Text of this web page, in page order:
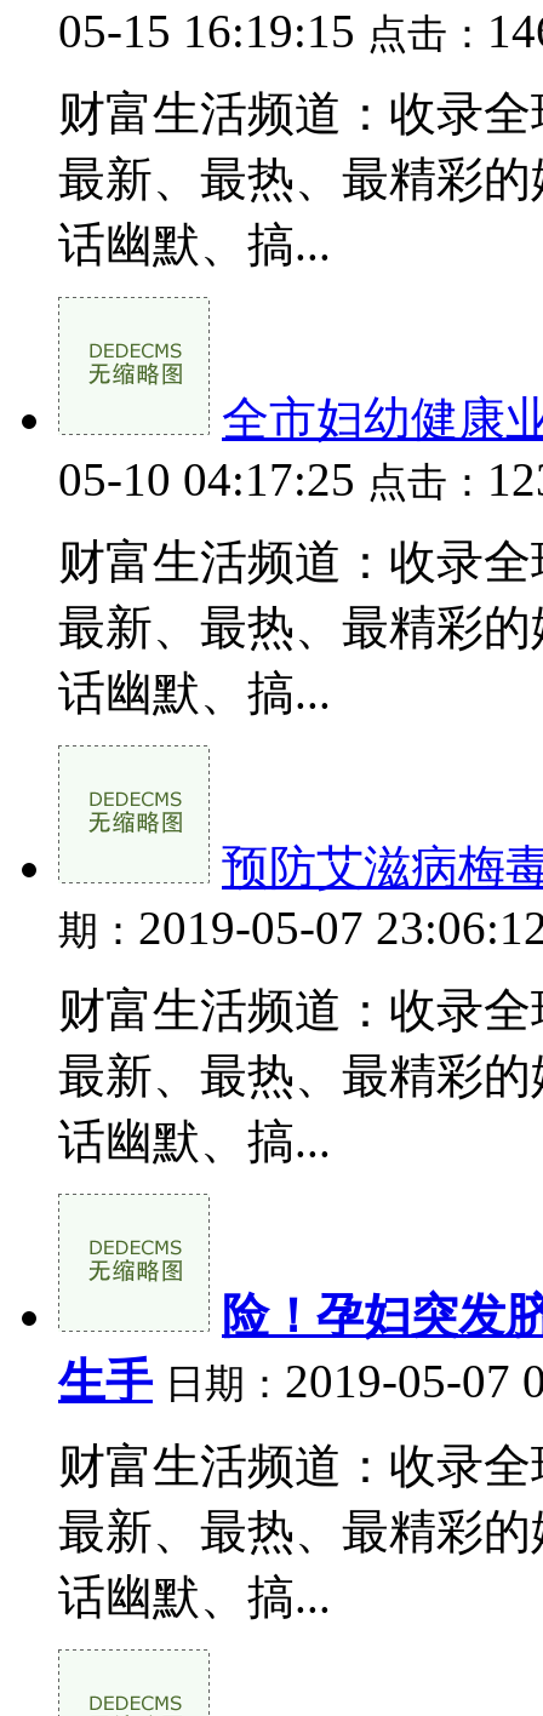
05-15 16:19:15 点击：
财富生活频道：收录
最新、最热、最精彩
话幽默、搞...
全市妇幼健康
05-10 04:17:25 点击：
财富生活频道：收录
最新、最热、最精彩
话幽默、搞...
预防艾滋病梅
期： 2019-05-07
财富生活频道：收录
最新、最热、最精彩
话幽默、搞...
险！孕妇突发
生手 日期： 2019-05-07
财富生活频道：收录
最新、最热、最精彩
话幽默、搞...